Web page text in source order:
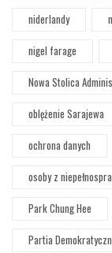
niderlandy
nigel farage
Nowa Stolica
oblężenie Sarajewa
ochrona danych
osoby z
Park Chung Hee
Partia